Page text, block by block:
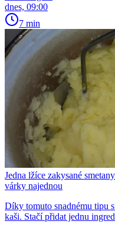
dnes, 09:00
7 min
Jedna lžíce zakysané
várky najednou
Díky tomuto snadnému tipu
kaši. Stačí přidat jednu